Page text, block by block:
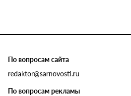
По вопросам сайта
redaktor@sarnovosti.ru
По вопросам рекламы